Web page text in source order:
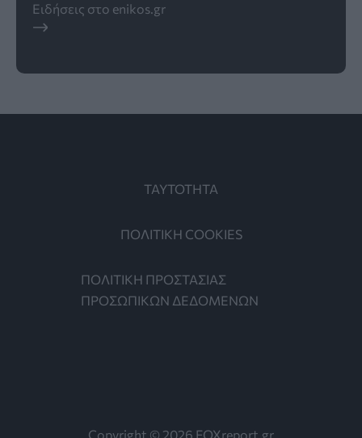
Ειδήσεις στο enikos.gr
ΤΑΥΤΟΤΗΤΑ
ΠΟΛΙΤΙΚΗ COOKIES
ΠΟΛΙΤΙΚΗ ΠΡΟΣΤΑΣΙΑΣ
ΠΡΟΣΩΠΙΚΩΝ ΔΕΔΟΜΕΝΩΝ
Copyright © 2026 FOXreport.gr